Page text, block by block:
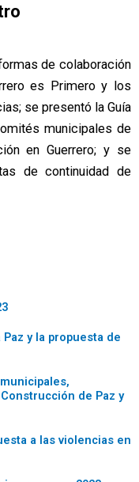
de colaboración
es Primero y los
se presentó la Guía
municipales de
en Guerrero; y se
de continuidad de
y la propuesta de
de Paz y
a las violencias en